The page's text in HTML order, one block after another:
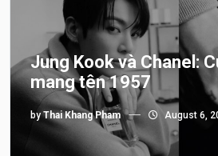
Jung Kook và Chanel:
mang tên 1957
byThai Khang Pham August 6,